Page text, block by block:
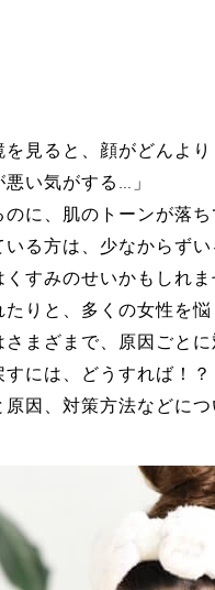
見ると、顔がどんより
い気がする…」
に、肌のトーンが落ち
る方は、少なからずい
すみのせいかもしれ
りと、多くの女性を悩
まざまで、原因ごとに
には、どうすれば！？
因、対策方法などにつ